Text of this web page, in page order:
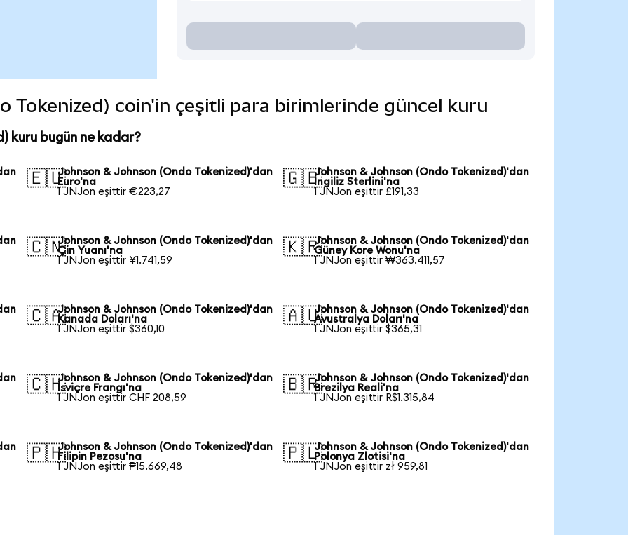
Tokenized) coin'in çeşitli para birimlerinde güncel kuru
kuru bugün ne kadar?
🇪🇺Johnson & Johnson (Ondo Tokenized)'dan
Euro'na
1 JNJon eşittir €223,27
🇬🇧Johnson & Johnson (Ondo Tokenized)'dan
İngiliz Sterlini'na
1 JNJon eşittir £191,33
🇨🇳Johnson & Johnson (Ondo Tokenized)'dan
Çin Yuanı'na
1 JNJon eşittir ¥1.741,59
🇰🇷Johnson & Johnson (Ondo Tokenized)'dan
Güney Kore Wonu'na
1 JNJon eşittir ₩363.411,57
🇨🇦Johnson & Johnson (Ondo Tokenized)'dan
Kanada Doları'na
1 JNJon eşittir $360,10
🇦🇺Johnson & Johnson (Ondo Tokenized)'dan
Avustralya Doları'na
1 JNJon eşittir $365,31
🇨🇭Johnson & Johnson (Ondo Tokenized)'dan
İsviçre Frangı'na
1 JNJon eşittir CHF 208,59
🇧🇷Johnson & Johnson (Ondo Tokenized)'dan
Brezilya Reali'na
1 JNJon eşittir R$1.315,84
🇵🇭Johnson & Johnson (Ondo Tokenized)'dan
Filipin Pezosu'na
1 JNJon eşittir ₱15.669,48
🇵🇱Johnson & Johnson (Ondo Tokenized)'dan
Polonya Zlotisi'na
1 JNJon eşittir zł 959,81